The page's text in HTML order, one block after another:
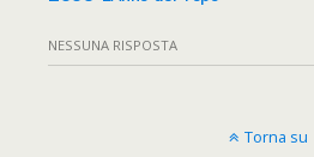
NESSUNA RISPOSTA
Torna su